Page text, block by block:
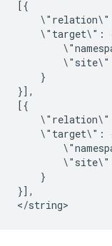
\"target\":
}
}],
\"target\":
}
}],